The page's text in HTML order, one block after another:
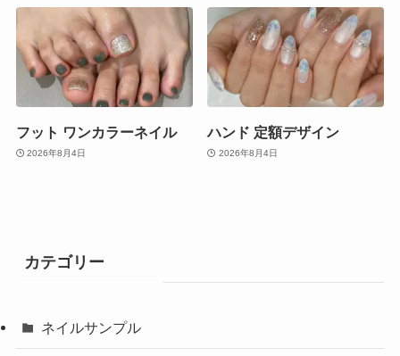
フット ワンカラーネイル
2026年8月4日
ハンド 定額デザイン
2026年8月4日
カテゴリー
ネイルサンプル